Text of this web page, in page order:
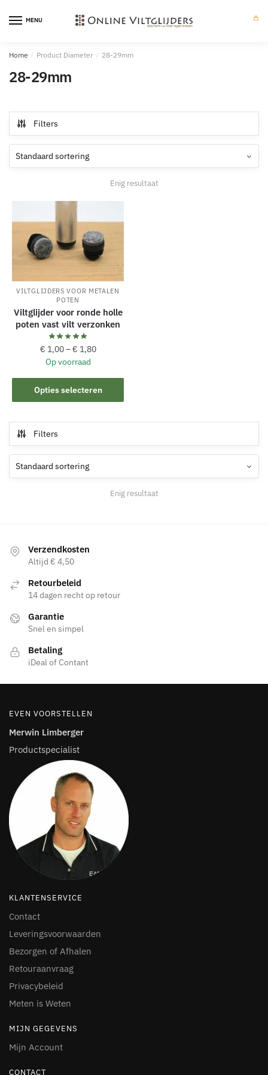
MENU
Home / Product Diameter / 28-29mm
28-29mm
Filters
Enig resultaat
VILTGLIJDERS VOOR METALEN
POTEN
Viltglijder voor ronde holle
poten vast vilt verzonken
€ 1,00–€ 1,80
Op voorraad
Opties selecteren
Dit
product
variaties.
Deze
optie
de
productpagina
Filters
Enig resultaat
Verzendkosten
Altijd € 4,50
Retourbeleid
14 dagen recht op retour
Garantie
Snel en simpel
Betaling
iDeal of Contant
EVEN VOORSTELLEN
Merwin Limberger
Productspecialist
KLANTENSERVICE
Contact
Leveringsvoorwaarden
Bezorgen of Afhalen
Retouraanvraag
Privacybeleid
Meten is Weten
MIJN GEGEVENS
Mijn Account
CONTACT